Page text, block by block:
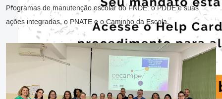
Programas de manutenção escolar do FNDE: o PDDE e suas
ações integradas, o PNATE e o Caminho da Escola.